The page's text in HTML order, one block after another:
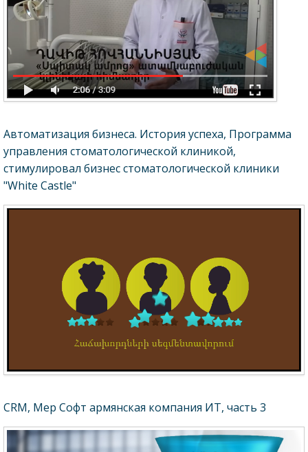
Автоматизация бизнеса. История успеха, Программа
управления стоматологической клиникой,
стимулировал бизнес стоматологической клиники
"White Castle"
CRM, Мер Софт армянская компания ИТ, часть 3